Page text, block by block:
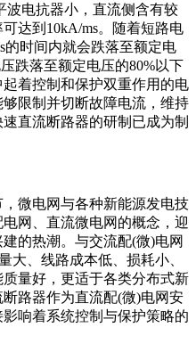
波电抗器小，直流侧含有较
达到10kA/ms。随着短路电
的时间内就会跌落至额定电
跌落至额定电压的80%以下
着控制和保护双重作用的电
限制并切断故障电流，维持
直流断路器的研制已成为制
微电网与各种新能源发电技
网、直流微电网的概念，迎
的热潮。与交流配(微)电网
大、线路成本低、损耗小、
量好，更适于各类分布式新
路器作为直流配(微)电网安
响着系统控制与保护策略的